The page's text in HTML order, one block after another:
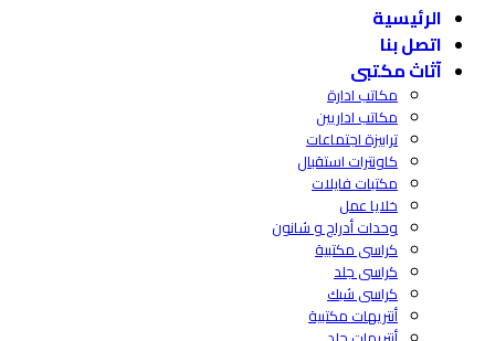
الرئيسية
اتصل بنا
آثاث مكتبى
مكاتب ادارة
مكاتب اداريين
ترابيزة اجتماعات
كاونترات استقبال
مكتبات فايلات
خلايا عمل
وحدات أدراج و شانون
كراسى مكتبية
كراسى جلد
كراسى شبك
أنتريهات مكتبية